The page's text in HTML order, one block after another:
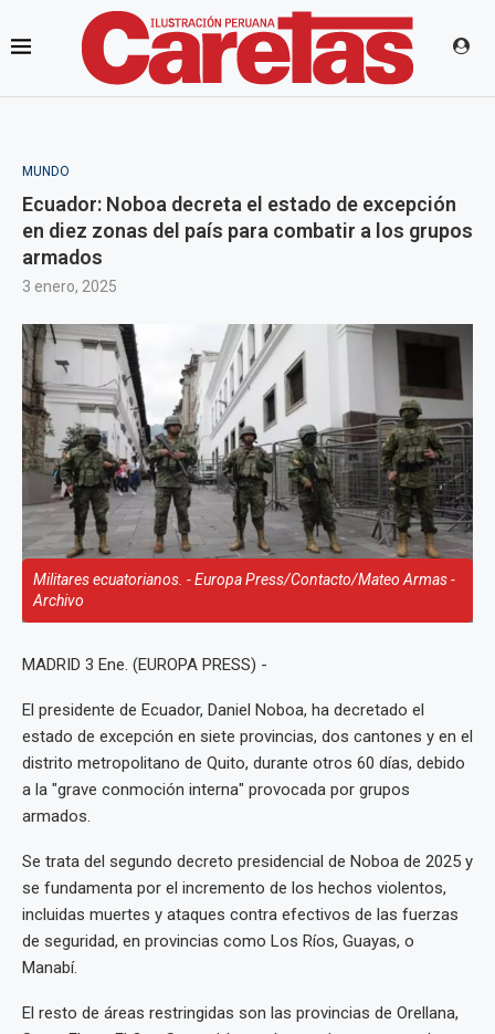
MUNDO
Ecuador: Noboa decreta el estado de excepción
en diez zonas del país para combatir a los grupos
armados
3 enero, 2025
Militares ecuatorianos. - Europa Press/Contacto/Mateo Armas -
Archivo
MADRID 3 Ene. (EUROPA PRESS) -
El presidente de Ecuador, Daniel Noboa, ha decretado el
estado de excepción en siete provincias, dos cantones y en el
distrito metropolitano de Quito, durante otros 60 días, debido
a la "grave conmoción interna" provocada por grupos
armados.
Se trata del segundo decreto presidencial de Noboa de 2025 y
se fundamenta por el incremento de los hechos violentos,
incluidas muertes y ataques contra efectivos de las fuerzas
de seguridad, en provincias como Los Ríos, Guayas, o
Manabí.
El resto de áreas restringidas son las provincias de Orellana,